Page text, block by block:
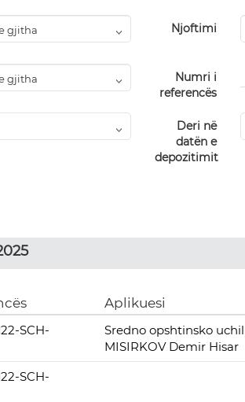
Njoftimi
Numri i
referencës
Deri në
datën e
depozitimit
Aplikuesi
SCH-
Sredno opshtinsko
MISIRKOV Demir Hisar
SCH-